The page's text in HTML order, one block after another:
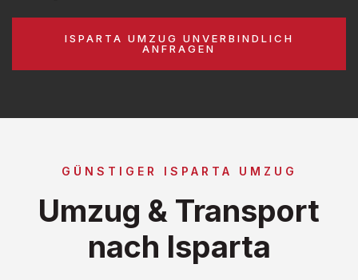
ISPARTA UMZUG UNVERBINDLICH
ANFRAGEN
GÜNSTIGER ISPARTA UMZUG
Umzug & Transport
nach Isparta